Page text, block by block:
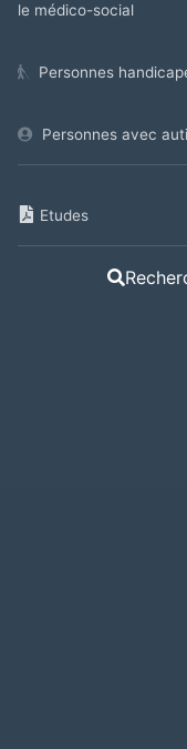
le médico-social
Personnes
Personnes avec
Etudes